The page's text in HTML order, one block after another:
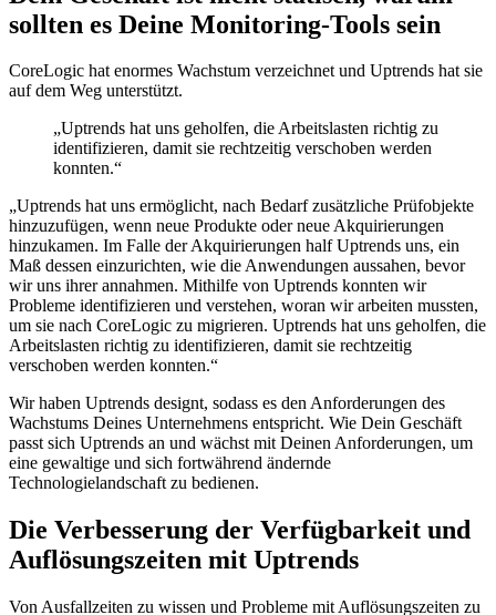
sollten es Deine Monitoring-Tools sein
CoreLogic hat enormes Wachstum verzeichnet und Uptrends hat sie
auf dem Weg unterstützt.
„Uptrends hat uns geholfen, die Arbeitslasten richtig zu
identifizieren, damit sie rechtzeitig verschoben werden
konnten.“
„Uptrends hat uns ermöglicht, nach Bedarf zusätzliche Prüfobjekte
hinzuzufügen, wenn neue Produkte oder neue Akquirierungen
hinzukamen. Im Falle der Akquirierungen half Uptrends uns, ein
Maß dessen einzurichten, wie die Anwendungen aussahen, bevor
wir uns ihrer annahmen. Mithilfe von Uptrends konnten wir
Probleme identifizieren und verstehen, woran wir arbeiten mussten,
um sie nach CoreLogic zu migrieren. Uptrends hat uns geholfen, die
Arbeitslasten richtig zu identifizieren, damit sie rechtzeitig
verschoben werden konnten.“
Wir haben Uptrends designt, sodass es den Anforderungen des
Wachstums Deines Unternehmens entspricht. Wie Dein Geschäft
passt sich Uptrends an und wächst mit Deinen Anforderungen, um
eine gewaltige und sich fortwährend ändernde
Technologielandschaft zu bedienen.
Die Verbesserung der Verfügbarkeit und
Auflösungszeiten mit Uptrends
Von Ausfallzeiten zu wissen und Probleme mit Auflösungszeiten zu